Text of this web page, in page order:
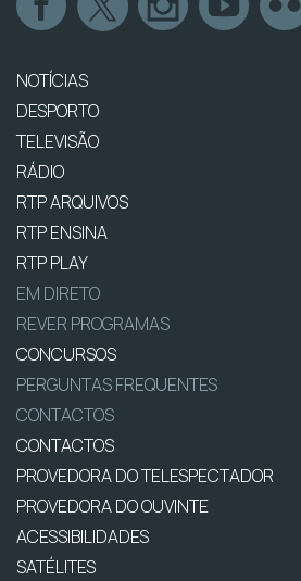
NOTÍCIAS
DESPORTO
TELEVISÃO
RÁDIO
RTP ARQUIVOS
RTP ENSINA
RTP PLAY
EM DIRETO
REVER PROGRAMAS
CONCURSOS
PERGUNTAS FREQUENTES
CONTACTOS
CONTACTOS
PROVEDORA DO TELESPECTADOR
PROVEDORA DO OUVINTE
ACESSIBILIDADES
SATÉLITES